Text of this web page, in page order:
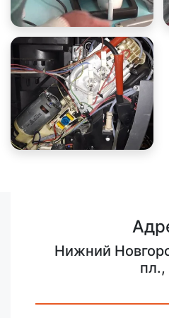
Нижний
пл.,